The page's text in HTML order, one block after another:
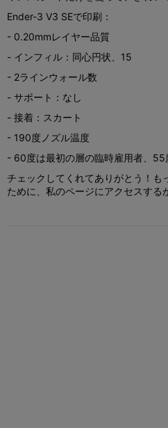
Ender-3 V3 SEで印刷：
- 0.20mmレイヤー品質
- インフィル：同心円状、15
- 2ラインウォール数
- サポート：なし
- 接着：スカート
- 190度ノズル温度
- 60度は最初の層の臨時雇用者、55
チェックしてくれてありがとう！も
ために、私のページにアクセスする